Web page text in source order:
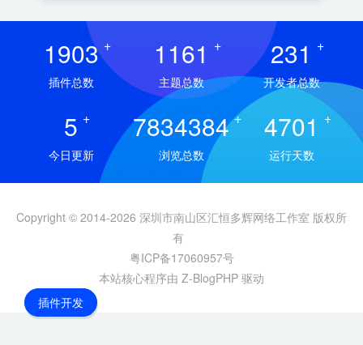
1903 +
插件总数
1161 +
主题总数
231 +
开发者总数
5 +
今日更新
7834384 +
浏览总数
4701 +
运行天数
Copyright © 2014-2026 深圳市南山区汇恒多辉网络工作室 版权所
有
粤ICP备17060957号
本站核心程序由 Z-BlogPHP 驱动
插件开发